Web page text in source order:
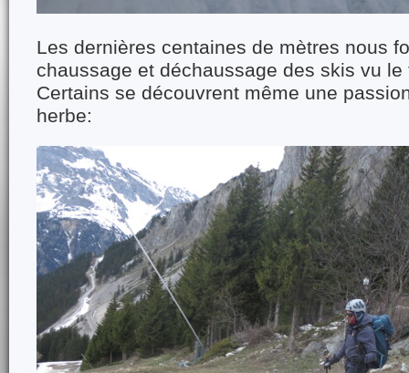
Les dernières centaines de mètres nous
chaussage et déchaussage des skis vu
Certains se découvrent même une
herbe: